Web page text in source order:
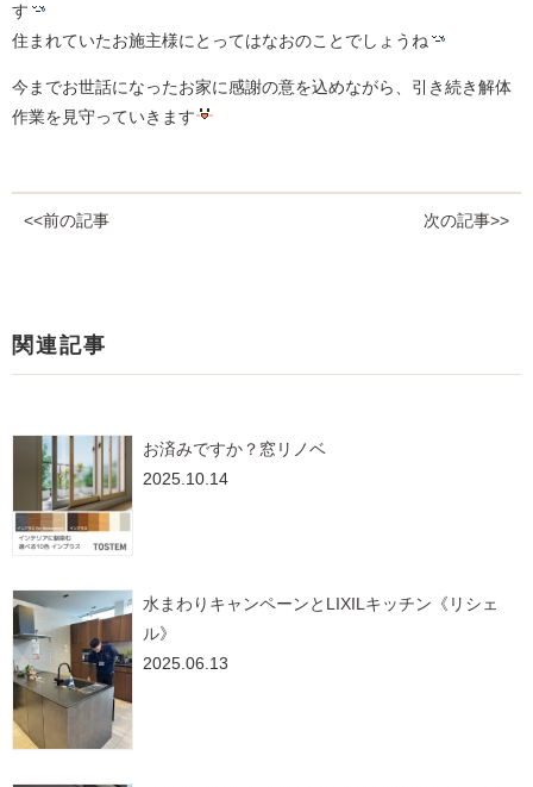
す
住まれていたお施主様にとってはなおのことでしょうね
今までお世話になったお家に感謝の意を込めながら、引き続き解体
作業を見守っていきます
<<前の記事 次の記事>>
関連記事
お済みですか？窓リノベ
2025.10.14
水まわりキャンペーンとLIXILキッチン《リシェ
ル》
2025.06.13